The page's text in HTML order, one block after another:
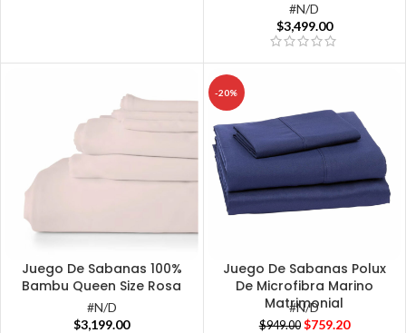
#N/D
$3,499.00
Juego De Sabanas 100%
Bambu Queen Size Rosa
#N/D
$3,199.00
-20%
Juego De Sabanas Polux
De Microfibra Marino
Matrimonial
#N/D
$949.00 $759.20